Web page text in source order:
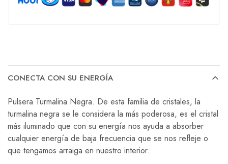
CONECTA CON SU ENERGÍA
Pulsera Turmalina Negra. De esta familia de cristales, la
turmalina negra se le considera la más poderosa, es el cristal
más iluminado que con su energía nos ayuda a absorber
cualquier energía de baja frecuencia que se nos refleje o
que tengamos arraiga en nuestro interior.